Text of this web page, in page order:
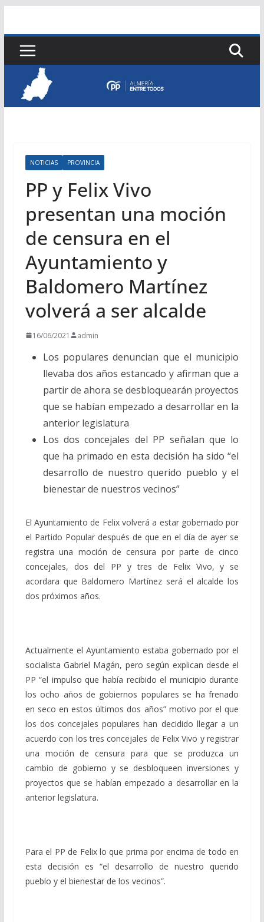
contenido
NOTICIAS PROVINCIA
PP y Felix Vivo
presentan una moción
de censura en el
Ayuntamiento y
Baldomero Martínez
volverá a ser alcalde
16/06/2021 admin
Los populares denuncian que el municipio
llevaba dos años estancado y afirman que a
partir de ahora se desbloquearán proyectos
que se habían empezado a desarrollar en la
anterior legislatura
Los dos concejales del PP señalan que lo
que ha primado en esta decisión ha sido “el
desarrollo de nuestro querido pueblo y el
bienestar de nuestros vecinos”
El Ayuntamiento de Felix volverá a estar gobernado por
el Partido Popular después de que en el día de ayer se
registra una moción de censura por parte de cinco
concejales, dos del PP y tres de Felix Vivo, y se
acordara que Baldomero Martínez será el alcalde los
dos próximos años.
Actualmente el Ayuntamiento estaba gobernado por el
socialista Gabriel Magán, pero según explican desde el
PP “el impulso que había recibido el municipio durante
los ocho años de gobiernos populares se ha frenado
en seco en estos últimos dos años” motivo por el que
los dos concejales populares han decidido llegar a un
acuerdo con los tres concejales de Felix Vivo y registrar
una moción de censura para que se produzca un
cambio de gobierno y se desbloqueen inversiones y
proyectos que se habían empezado a desarrollar en la
anterior legislatura.
Para el PP de Felix lo que prima por encima de todo en
esta decisión es “el desarrollo de nuestro querido
pueblo y el bienestar de los vecinos”.